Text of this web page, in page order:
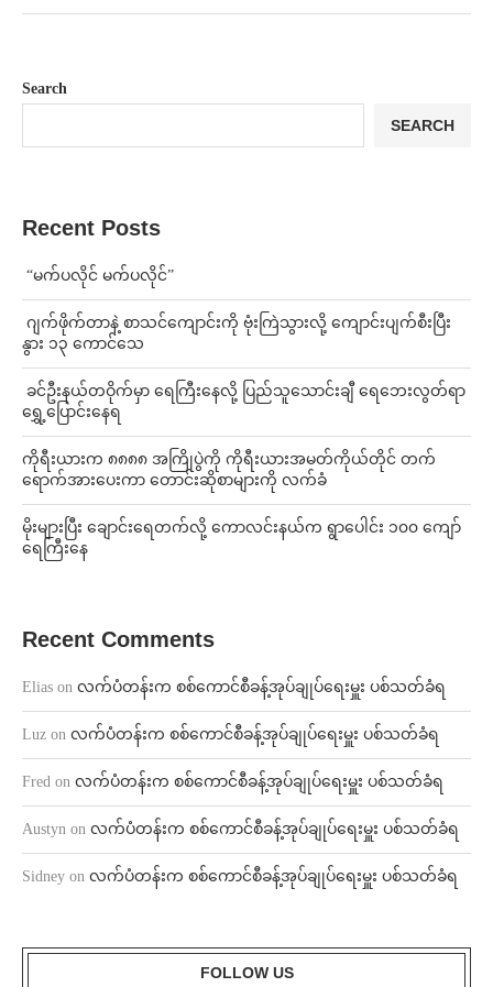
Search
SEARCH
Recent Posts
⁨ ⁨“မက်ပလိုင် မက်ပလိုင်”
⁨⁩ ⁨ဂျက်ဖိုက်တာနဲ့ စာသင်ကျောင်းကို ဗုံးကြဲသွားလို့ ကျောင်းပျက်စီးပြီး
နွား ၁၃ ကောင်သေ
⁩ ⁨ခင်ဦးနယ်တဝိုက်မှာ ရေကြီးနေလို့ ပြည်သူသောင်းချီ ရေဘေးလွတ်ရာ
ရွှေ့ပြောင်းနေရ
ကိုရီးယားက ၈၈၈၈ အကြိုပွဲကို ကိုရီးယားအမတ်ကိုယ်တိုင် တက်
ရောက်အားပေးကာ တောင်းဆိုစာများကို လက်ခံ
⁨မိုးများပြီး ချောင်းရေတက်လို့ ကောလင်းနယ်က ရွာပေါင်း ၁၀၀ ကျော်
ရေကြီးနေ
Recent Comments
Elias on လက်ပံတန်းက စစ်ကောင်စီခန့်အုပ်ချုပ်ရေးမှူး ပစ်သတ်ခံရ
Luz on လက်ပံတန်းက စစ်ကောင်စီခန့်အုပ်ချုပ်ရေးမှူး ပစ်သတ်ခံရ
Fred on လက်ပံတန်းက စစ်ကောင်စီခန့်အုပ်ချုပ်ရေးမှူး ပစ်သတ်ခံရ
Austyn on လက်ပံတန်းက စစ်ကောင်စီခန့်အုပ်ချုပ်ရေးမှူး ပစ်သတ်ခံရ
Sidney on လက်ပံတန်းက စစ်ကောင်စီခန့်အုပ်ချုပ်ရေးမှူး ပစ်သတ်ခံရ
FOLLOW US